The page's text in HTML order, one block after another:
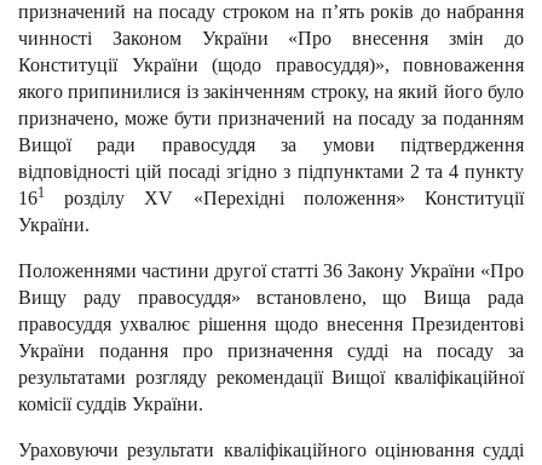
призначений на посаду строком на п’ять років до набрання
чинності Законом України «Про внесення змін до
Конституції України (щодо правосуддя)», повноваження
якого припинилися із закінченням строку, на який його було
призначено, може бути призначений на посаду за поданням
Вищої ради правосуддя за умови підтвердження
відповідності цій посаді згідно з підпунктами 2 та 4 пункту
161
розділу XV «Перехідні положення» Конституції
України.
Положеннями частини другої статті 36 Закону України «Про
Вищу раду правосуддя» встановлено, що Вища рада
правосуддя ухвалює рішення щодо внесення Президентові
України подання про призначення судді на посаду за
результатами розгляду рекомендації Вищої кваліфікаційної
комісії суддів України.
Ураховуючи результати кваліфікаційного оцінювання судді